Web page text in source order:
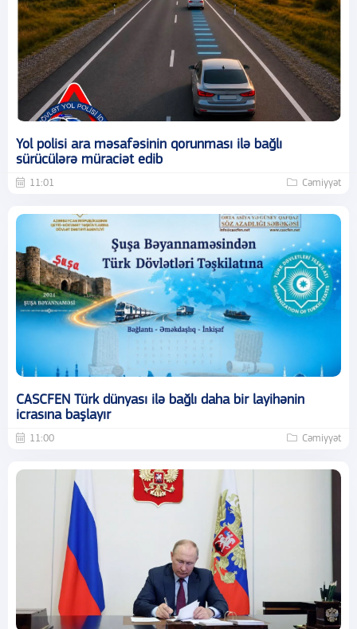
Yol polisi ara məsafəsinin qorunması ilə bağlı
sürücülərə müraciət edib
11:01 Cəmiyyət
CASCFEN Türk dünyası ilə bağlı daha bir layihənin
icrasına başlayır
11:00 Cəmiyyət